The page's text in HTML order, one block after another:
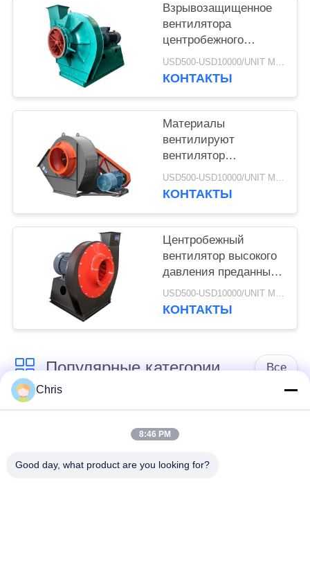
Взрывозащищенное
вентилятора
центробежного
нагнетателя мотора
Ac Hg785 75 Kw
USD500-USD10000/UNIT MOQ:1 блок
КОНТАКТЫ
Материалы
вентилируют
вентилятор
нержавеющей стали
центробежный с
USD500-USD10000/UNIT MOQ:1 блок
КОНТАКТЫ
Центробежный
вентилятор высокого
давления преданный
центробежный для
плавит машину
USD500-USD10000/UNIT MOQ:1 блок
КОНТАКТЫ
Популярные категории Все
не сплетенный
Промышленный
ролик
Панели экрана
Промышленный
Chris
8:46 PM
Good day, what product are you looking for?